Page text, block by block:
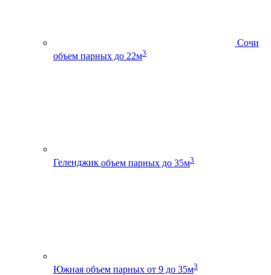
Сочи
объем парных до 22м3
Геленджик объем парных до 35м3
Южная объем парных от 9 до 35м3